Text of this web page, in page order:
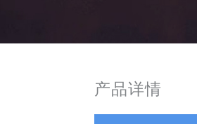
产品详情